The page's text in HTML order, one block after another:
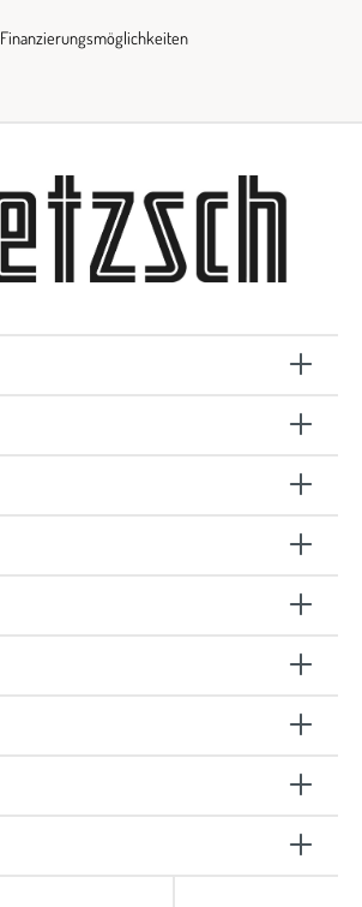
Finanzierungsmöglichkeiten